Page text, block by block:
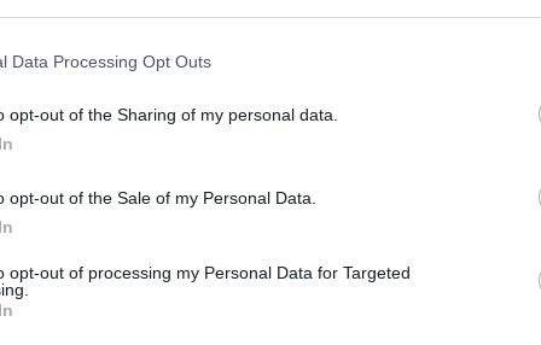
Data Processing Opt Outs
opt-out of the Sharing of my personal data.
opt-out of the Sale of my Personal Data.
opt-out of processing my Personal Data for Targeted
felemás lett.
tegnapi kereskedést az amerikai indexek, a nyitás után nem
ami a Görögország felől érkező negatív híreknek
Bizottság jelentéséből kiderült, hogy az eddig ismertnél
portfolio.hu hírarchívumához tartozik, melynek olvasása